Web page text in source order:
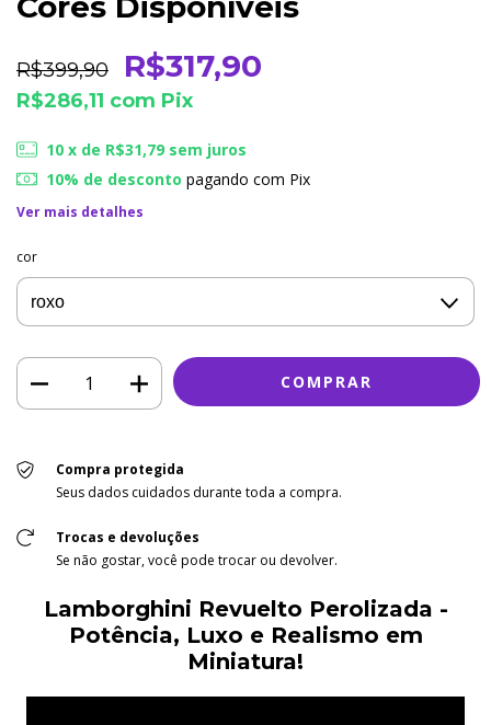
R$399,90 R$317,90
R$286,11 com Pix
10 x de R$31,79 sem juros
10% de desconto pagando com Pix
Ver mais detalhes
cor
Compra protegida
Seus dados cuidados durante toda a compra.
Trocas e devoluções
Se não gostar, você pode trocar ou devolver.
Lamborghini Revuelto Perolizada -
Potência, Luxo e Realismo em
Miniatura!